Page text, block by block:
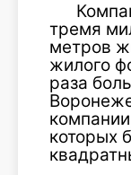
тремя
метров
жилого
раза
которых